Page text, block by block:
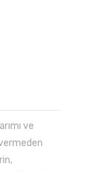
ve